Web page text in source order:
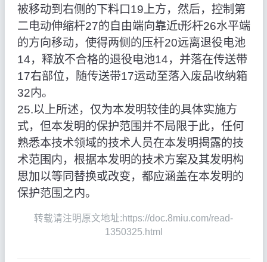
被移动到右侧的下料口19上方，然后，控制第
二电动伸缩杆27的自由端向靠近t形杆26水平端
的方向移动，使得两侧的压杆20远离退役电池
14，释放不合格的退役电池14，并落在传送带
17右部位，随传送带17运动至落入废品收纳箱
32内。
25.以上所述，仅为本发明较佳的具体实施方
式，但本发明的保护范围并不局限于此，任何
熟悉本技术领域的技术人员在本发明揭露的技
术范围内，根据本发明的技术方案及其发明构
思加以等同替换或改变，都应涵盖在本发明的
保护范围之内。
转载请注明原文地址:https://doc.8miu.com/read-
1350325.html